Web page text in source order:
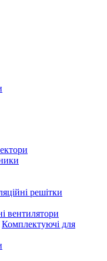
решітки
вентилятори
Комплектуючі для